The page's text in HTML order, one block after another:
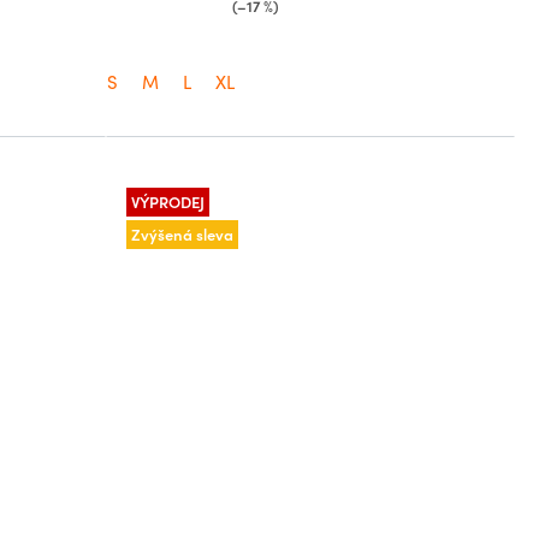
(–17 %)
S M L XL
VÝPRODEJ
Zvýšená sleva